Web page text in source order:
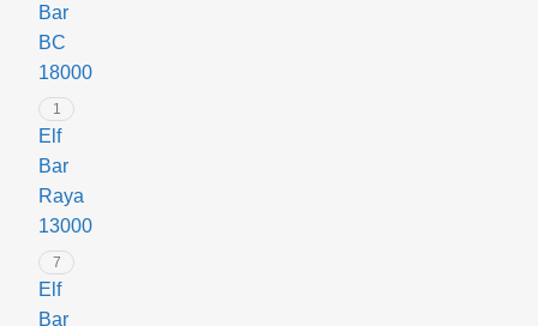
Bar
BC
18000
1
Elf
Bar
Raya
13000
7
Elf
Bar